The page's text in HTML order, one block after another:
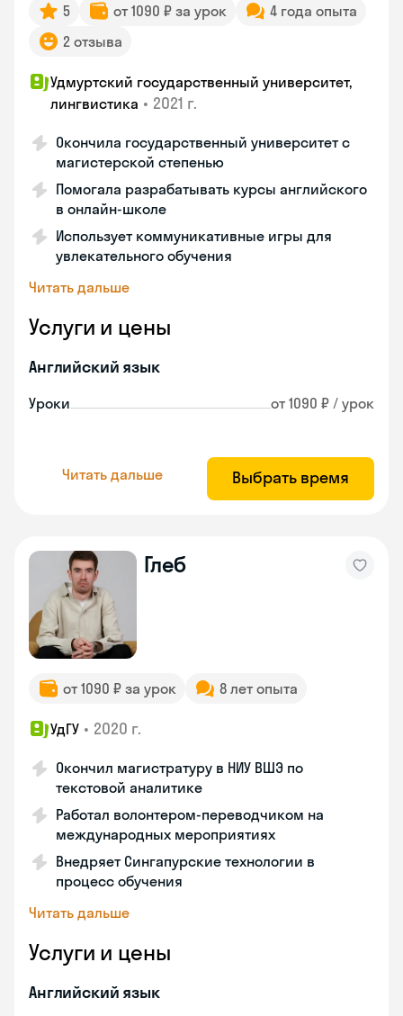
5 от 1090 ₽ за урок
4 года опыта
2 отзыва
Удмуртский государственный университет,
лингвистика • 2021 г.
Окончила государственный университет с
магистерской степенью
Помогала разрабатывать курсы английского
в онлайн-школе
Использует коммуникативные игры для
увлекательного обучения
Читать дальше
Услуги и цены
Английский язык
Уроки от 1090 ₽ / урок
Читать дальше Выбрать время
Глеб
от 1090 ₽ за урок 8 лет опыта
УдГУ • 2020 г.
Окончил магистратуру в НИУ ВШЭ по
текстовой аналитике
Работал волонтером-переводчиком на
международных мероприятиях
Внедряет Сингапурские технологии в
процесс обучения
Читать дальше
Услуги и цены
Английский язык